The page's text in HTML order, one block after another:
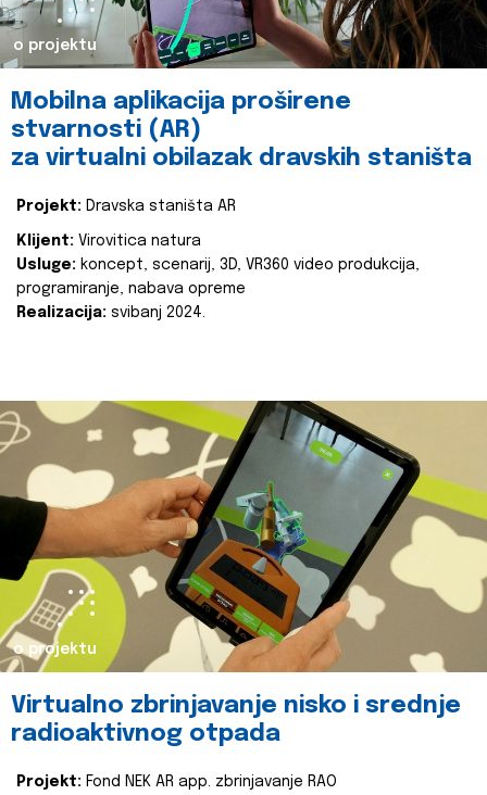
o projektu
Mobilna aplikacija proširene
stvarnosti (AR)
za virtualni obilazak dravskih staništa
Projekt: Dravska staništa AR
Klijent: Virovitica natura
Usluge: koncept, scenarij, 3D, VR360 video produkcija,
programiranje, nabava opreme
Realizacija: svibanj 2024.
o projektu
Virtualno zbrinjavanje nisko i srednje
radioaktivnog otpada
Projekt: Fond NEK AR app. zbrinjavanje RAO